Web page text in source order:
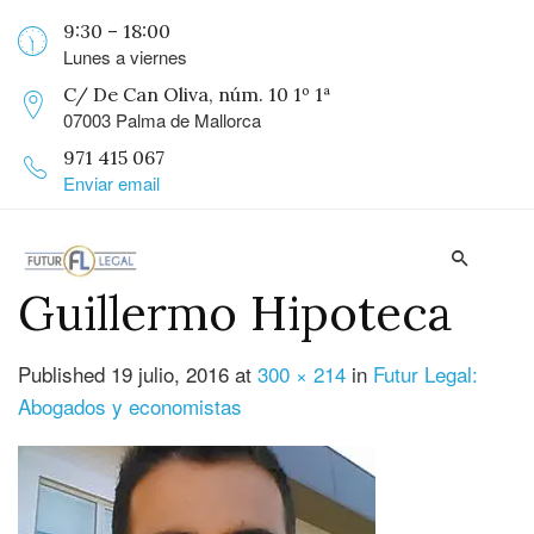
9:30 – 18:00
Lunes a viernes
C/ De Can Oliva, núm. 10 1º 1ª
07003 Palma de Mallorca
971 415 067
Enviar email
Guillermo Hipoteca
Published 19 julio, 2016 at 300 × 214 in Futur Legal:
Abogados y economistas